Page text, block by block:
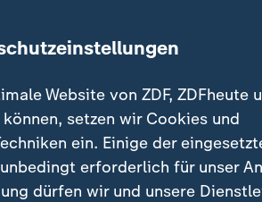
Neuanfang"
Website von ZDF, ZDFheute
setzen wir Cookies und
ein. Einige der
erforderlich für unser
dürfen wir und unsere